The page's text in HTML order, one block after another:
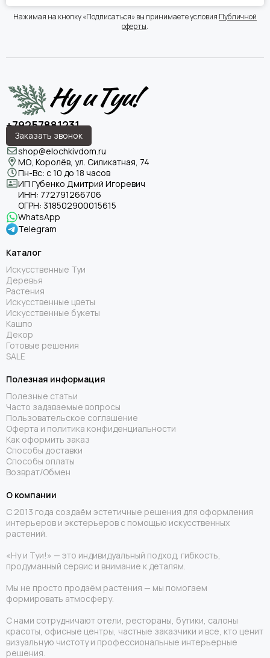
Нажимая на кнопку «Подписаться» вы принимаете условия Публичной
оферты.
+79257881231
Заказать звонок
shop@elochkivdom.ru
МО, Королёв, ул. Силикатная, 74
Пн-Вс: с 10 до 18 часов
ИП Губенко Дмитрий Игоревич
ИНН: 772791266706
ОГРН: 318502900015615
WhatsApp
Telegram
Каталог
Искусственные Туи
Деревья
Растения
Искусственные цветы
Искусственные букеты
Кашпо
Декор
Готовые решения
SALE
Полезная информация
Полезные статьи
Часто задаваемые вопросы
Пользовательское соглашение
Оферта и политика конфиденциальности
Как оформить заказ
Способы доставки
Способы оплаты
Возврат/Обмен
О компании
С 2013 года создаём эстетичные решения для оформления
интерьеров и экстерьеров с помощью искусственных
растений.
«Ну и Туи!» — это индивидуальный подход, гибкость,
продуманный сервис и внимание к деталям.
Мы не просто продаём растения — мы помогаем
формировать атмосферу.
С нами сотрудничают отели, рестораны, бутики, салоны
красоты, офисные центры, частные заказчики и все, кто ценит
визуальную чистоту и профессиональные интерьерные
решения.